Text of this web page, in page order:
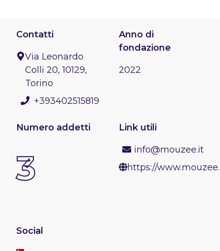
Contatti
Via Leonardo
Colli 20, 10129,
Torino
+393402515819
Anno di
fondazione
2022
Numero addetti
3
Link utili
info@mouzee.it
https://
Social